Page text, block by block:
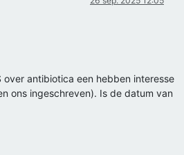
over antibiotica een hebben interesse
ons ingeschreven). Is de datum van